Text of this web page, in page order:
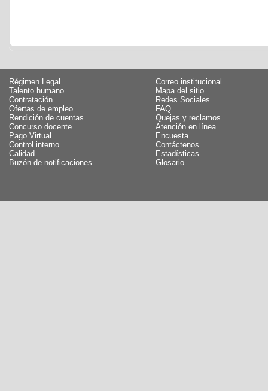
Régimen Legal
Talento humano
Contratación
Ofertas de empleo
Rendición de cuentas
Concurso docente
Pago Virtual
Control interno
Calidad
Buzón de notificaciones
Correo institucional
Mapa del sitio
Redes Sociales
FAQ
Quejas y reclamos
Atención en línea
Encuesta
Contáctenos
Estadísticas
Glosario